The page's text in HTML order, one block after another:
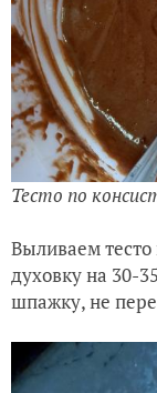
Тесто по
Выливаем
духовку на 30-
шпажку, не